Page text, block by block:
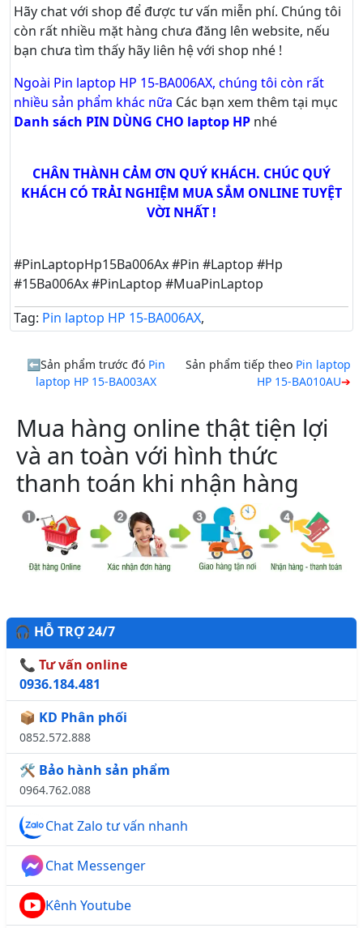
Hãy chatvới shop để được tư vấn miễn phí. Chúng tôi
còn rất nhiều mặt hàng chưa đăng lên website, nếu
bạn chưa tìm thấy hãy liên hệ với shop nhé !
Ngoài Pin laptop HP 15-BA006AX, chúng tôi còn rất
nhiều sản phẩm khác nữa Các bạn xem thêm tại mục
Danh sách PIN DÙNG CHO laptop HP nhé
CHÂN THÀNH CẢM ƠN QUÝ KHÁCH. CHÚC QUÝ
KHÁCH CÓ TRẢI NGHIỆM MUA SẮM ONLINE TUYỆT
VỜI NHẤT !
#PinLaptopHp15Ba006Ax #Pin #Laptop #Hp
#15Ba006Ax #PinLaptop #MuaPinLaptop
Tag: Pin laptop HP 15-BA006AX,
Sản phẩm trước đó Pin
laptop HP 15-BA003AX
Sản phẩm tiếp theo Pin laptop
HP 15-BA010AU
Mua hàng online thật tiện lợi
và an toàn với hình thức
thanh toán khi nhận hàng
🎧 HỖ TRỢ 24/7
📞 Tư vấn online
0936.184.481
📦 KD Phân phối
0852.572.888
🛠️ Bảo hành sản phẩm
0964.762.088
Chat Zalo tư vấn nhanh
Chat Messenger
Kênh Youtube